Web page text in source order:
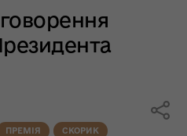
ПРЕМІЯ СКОРИК